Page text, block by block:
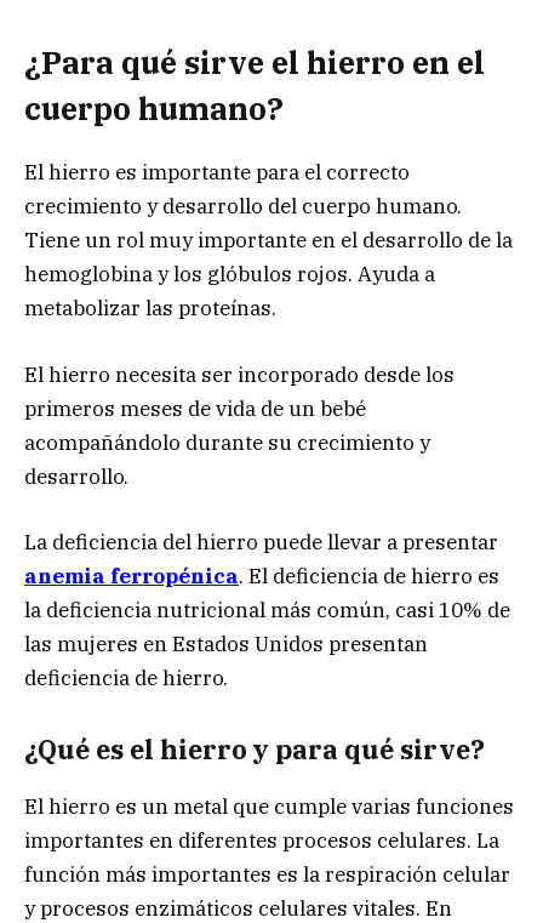
¿Para qué sirve el hierro en el
cuerpo humano?
El hierro es importante para el correcto
crecimiento y desarrollo del cuerpo humano.
Tiene un rol muy importante en el desarrollo de la
hemoglobina y los glóbulos rojos. Ayuda a
metabolizar las proteínas.
El hierro necesita ser incorporado desde los
primeros meses de vida de un bebé
acompañándolo durante su crecimiento y
desarrollo.
La deficiencia del hierro puede llevar a presentar
anemia ferropénica. El deficiencia de hierro es
la deficiencia nutricional más común, casi 10% de
las mujeres en Estados Unidos presentan
deficiencia de hierro.
¿Qué es el hierro y para qué sirve?
El hierro es un metal que cumple varias funciones
importantes en diferentes procesos celulares. La
función más importantes es la respiración celular
y procesos enzimáticos celulares vitales. En